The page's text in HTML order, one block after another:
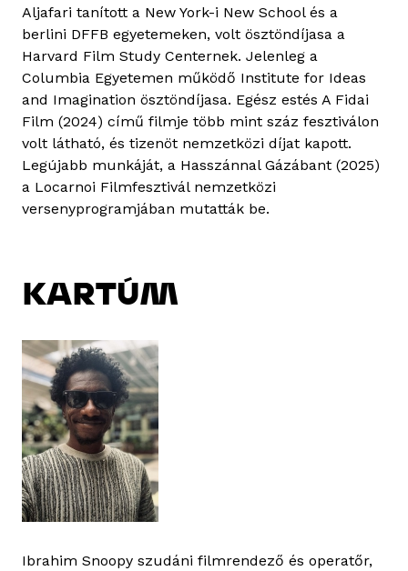
Aljafari tanított a New York-i New School és a
berlini DFFB egyetemeken, volt ösztöndíjasa a
Harvard Film Study Centernek. Jelenleg a
Columbia Egyetemen működő Institute for Ideas
and Imagination ösztöndíjasa. Egész estés A Fidai
Film (2024) című filmje több mint száz fesztiválon
volt látható, és tizenöt nemzetközi díjat kapott.
Legújabb munkáját, a Hasszánnal Gázábant (2025)
a Locarnoi Filmfesztivál nemzetközi
versenyprogramjában mutatták be.
KARTÚM
Ibrahim Snoopy szudáni filmrendező és operatőr,